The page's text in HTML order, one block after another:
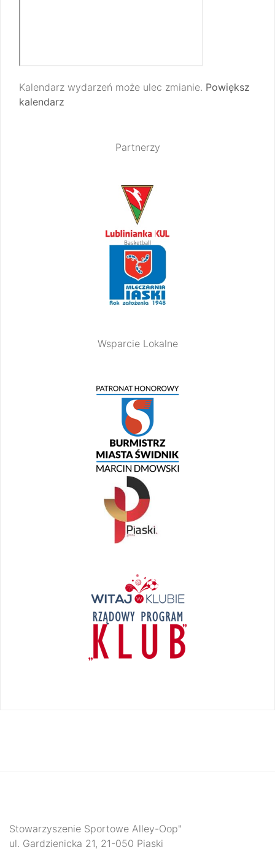
Kalendarz wydarzeń może ulec zmianie. Powiększ
kalendarz
Partnerzy
Wsparcie Lokalne
Stowarzyszenie Sportowe Alley-Oop"
ul. Gardzienicka 21, 21-050 Piaski